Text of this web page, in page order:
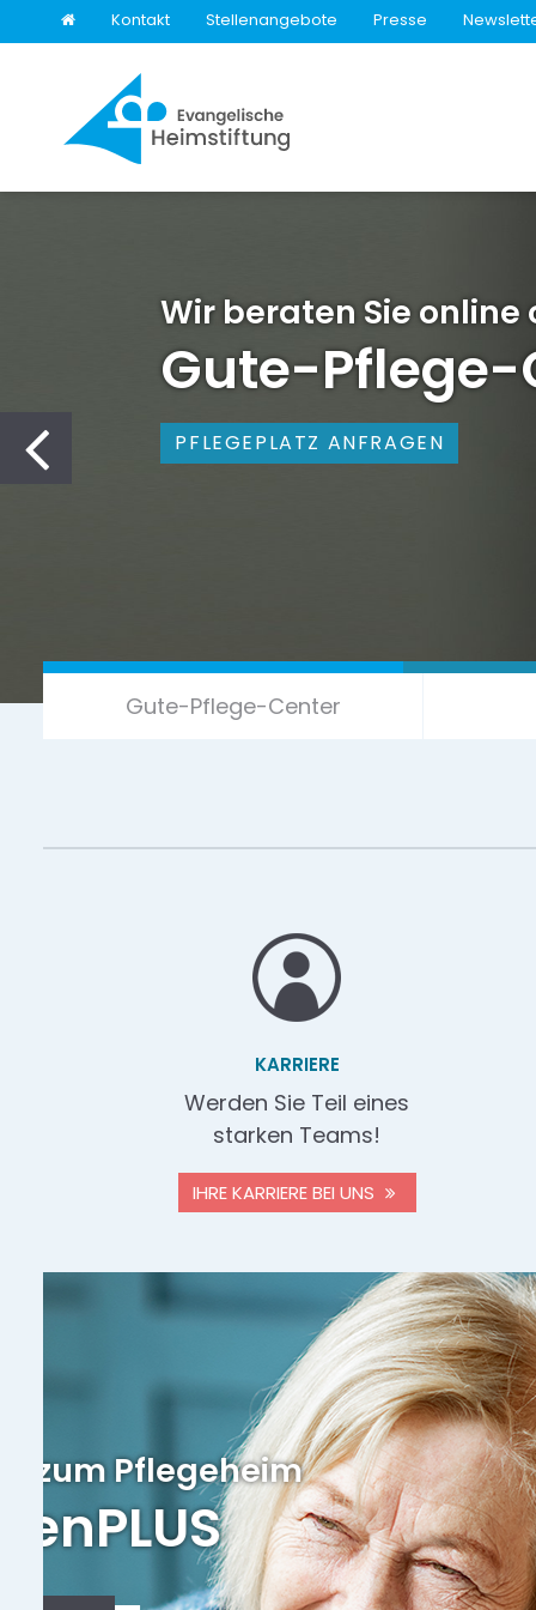
Kontakt Stellenangebote Presse
Proud to Care
JETZT VIDEO ANSEHEN
Gute-Pflege-Center
KARRIERE
Werden Sie Teil eines
starken Teams!
IHRE KARRIERE BEI UNS